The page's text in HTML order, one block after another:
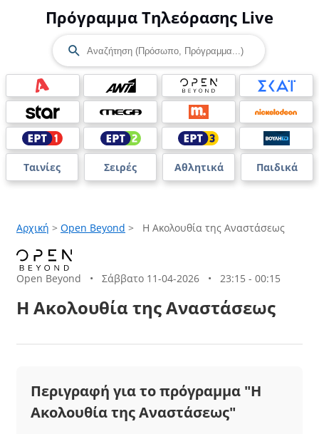
Πρόγραμμα Τηλεόρασης Live
Ταινίες Σειρές Αθλητικά Παιδικά
Αρχική > Open Beyond > Η Ακολουθία της Αναστάσεως
Open Beyond • Σάββατο 11-04-2026 • 23:15 - 00:15
Η Ακολουθία της Αναστάσεως
Περιγραφή για το πρόγραμμα "Η
Ακολουθία της Αναστάσεως"